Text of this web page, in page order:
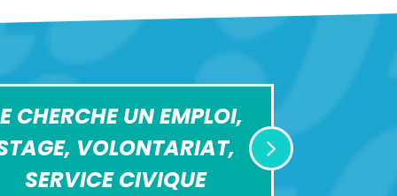
CHERCHE UN EMPLOI,
VOLONTARIAT,
SERVICE CIVIQUE